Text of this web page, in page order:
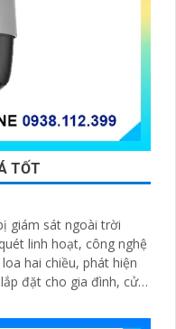
TỐT
giám sát ngoài trời
linh hoạt, công nghệ
hai chiều, phát hiện
đặt cho gia đình, cửa